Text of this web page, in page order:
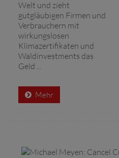
Welt und zieht
gutgläubigen Firmen und
Verbrauchern mit
wirkungslosen
Klimazertifikaten und
Waldinvestments das
Geld ...
Mehr